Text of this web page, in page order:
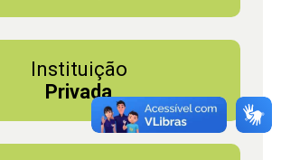
Instituição
Privada